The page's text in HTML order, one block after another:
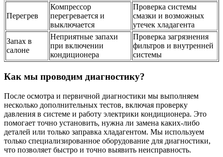
Перегрев
Компрессор
перегревается и
выключается
Проверка системы
смазки и возможных
утечек хладагента
Запах в
салоне
Неприятные запахи
при включении
кондиционера
Проверка загрязнения
фильтров и внутренней
системы
Как мы проводим диагностику?
После осмотра и первичной диагностики мы выполняем
несколько дополнительных тестов, включая проверку
давления в системе и работу электрики кондиционера. Это
помогает точно установить, нужна ли замена каких-либо
деталей или только заправка хладагентом. Мы используем
только специализированное оборудование для диагностики,
что позволяет быстро и точно выявить неисправность.